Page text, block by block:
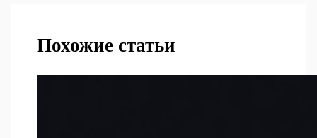
Похожие статьи